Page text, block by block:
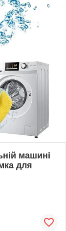
машині
для